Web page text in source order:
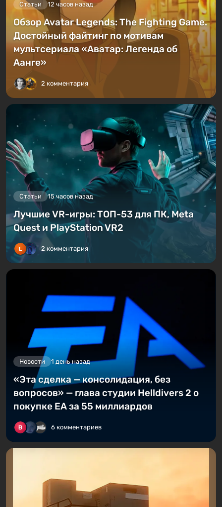
Статьи 12 часов назад
Обзор Avatar Legends: The Fighting Game.
Достойный файтинг по мотивам
мультсериала «Аватар: Легенда об
Аанге»
2 комментария
Статьи 15 часов назад
Лучшие VR-игры: ТОП-53 для ПК, Meta
Quest и PlayStation VR2
2 комментария
Новости 1 день назад
«Эта сделка — консолидация, без
вопросов» — глава студии Helldivers 2 о
покупке EA за 55 миллиардов
6 комментариев